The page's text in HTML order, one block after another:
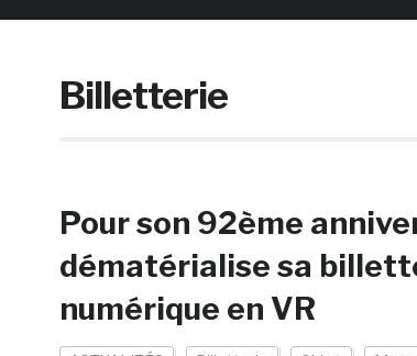
Billetterie
Pour son 92ème
dématérialise sa
numérique en VR